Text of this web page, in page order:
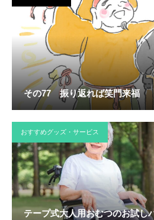
その77 振り返れば笑門来福
おすすめグッズ・サービス
テープ式大人用おむつのお試し